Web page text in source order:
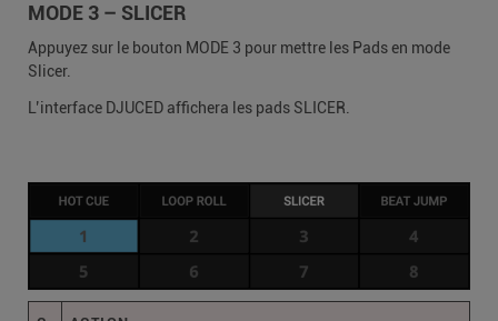
MODE 3 – SLICER
Appuyez sur le bouton MODE 3 pour mettre les Pads en mode
Slicer.
L’interface DJUCED affichera les pads SLICER.